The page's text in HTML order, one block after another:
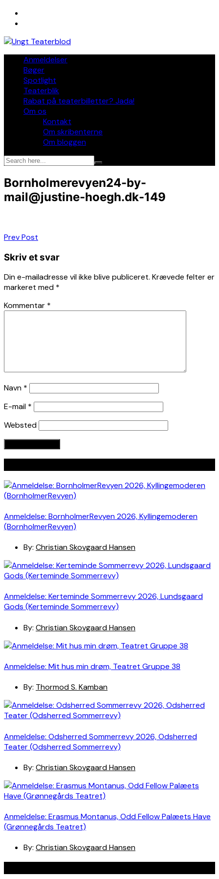
Skip
Anmeldelser
Bøger
Spotlight
Teaterblik
Rabat på teaterbilletter? Jada!
Om os
Kontakt
Om skribenterne
Om bloggen
Bornholmerevyen24-by-
mail@justine-hoegh.dk-149
Indlægsnavigation
Prev Post
Skriv et svar
Din e-mailadresse vil ikke blive publiceret. Krævede felter er
markeret med *
Kommentar *
Navn *
E-mail *
Websted
Anmeldelse: BornholmerRevyen 2026, Kyllingemoderen
(BornholmerRevyen)
By: Christian Skovgaard Hansen
Anmeldelse: Kerteminde Sommerrevy 2026, Lundsgaard
Gods (Kerteminde Sommerrevy)
By: Christian Skovgaard Hansen
Anmeldelse: Mit hus min drøm, Teatret Gruppe 38
By: Thormod S. Kamban
Anmeldelse: Odsherred Sommerrevy 2026, Odsherred
Teater (Odsherred Sommerrevy)
By: Christian Skovgaard Hansen
Anmeldelse: Erasmus Montanus, Odd Fellow Palæets Have
(Grønnegårds Teatret)
By: Christian Skovgaard Hansen